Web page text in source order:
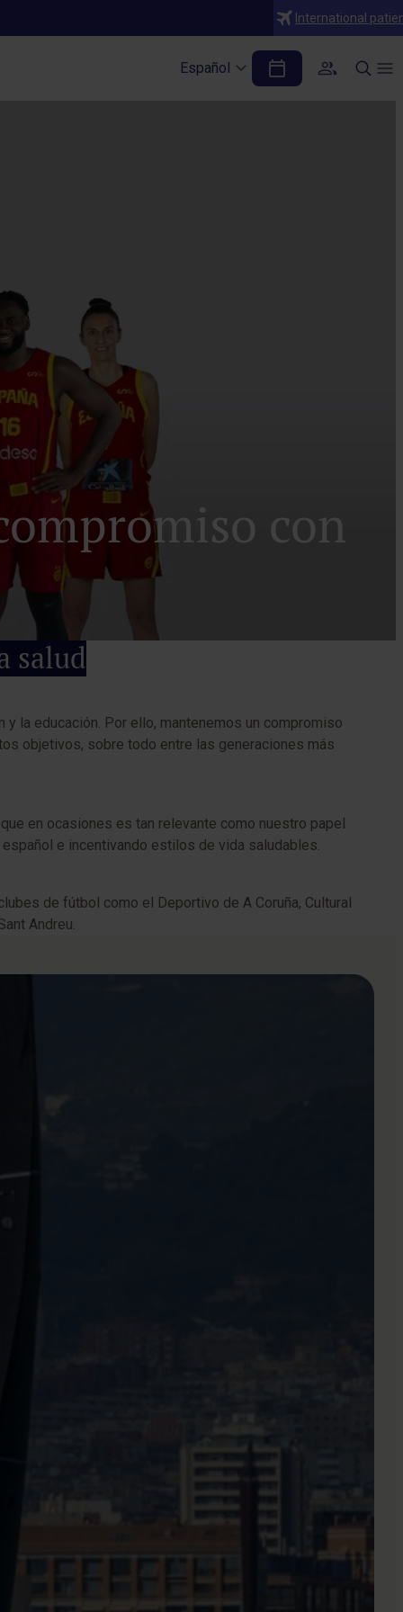
International
Español
con
salud
la educación. Por ello, mantenemos un compromiso
objetivos, sobre todo entre las generaciones más
en ocasiones es tan relevante como nuestro papel
e incentivando estilos de vida saludables.
de fútbol como el Deportivo de A Coruña, Cultural
Andreu.